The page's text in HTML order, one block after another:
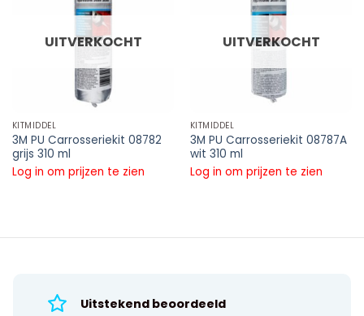
UITVERKOCHT
KITMIDDEL
3M PU Carrosseriekit 08782
grijs 310 ml
Log in om prijzen te zien
UITVERKOCHT
KITMIDDEL
3M PU Carrosseriekit 08787A
wit 310 ml
Log in om prijzen te zien
Uitstekend beoordeeld